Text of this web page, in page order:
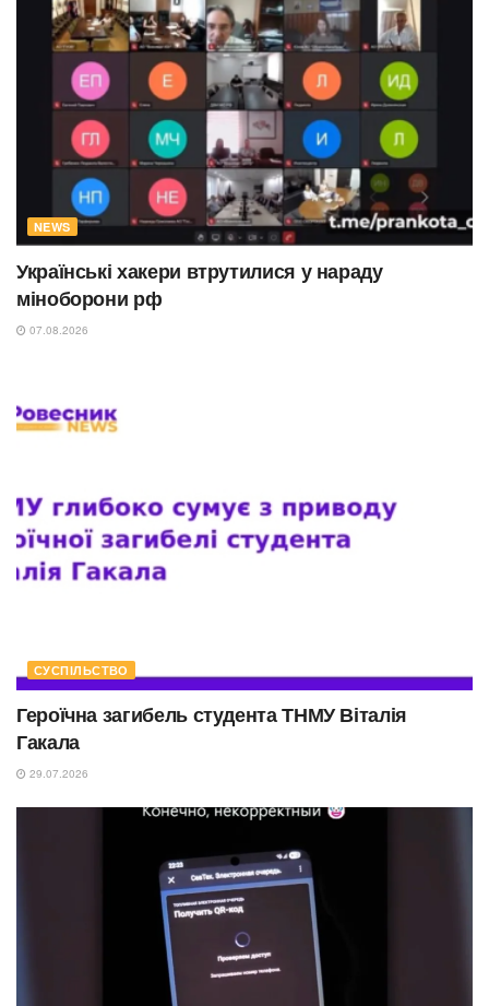
NEWS
Українські хакери втрутилися у нараду
міноборони рф
07.08.2026
СУСПІЛЬСТВО
Героїчна загибель студента ТНМУ Віталія
Гакала
29.07.2026